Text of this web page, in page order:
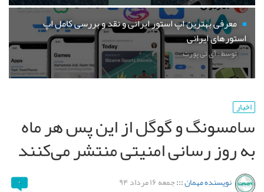
معرفی بهترین اپ استور ایرانی و نقد و بررسی کامل اپ
استورهای ایرانی
توسط : آی تی پورت
اخبار
سامسونگ و گوگل از این پس هر ماه
به روز رسانی امنیتی منتشر می‌کنند
نویسنده مهمان:::جمعه ۱۶ مرداد ۹۴ ۰